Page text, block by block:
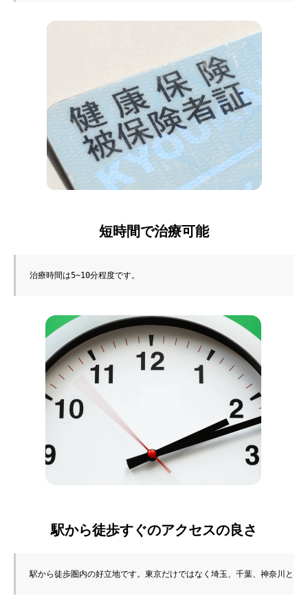
短時間で治療可能
治療時間は5~10分程度です。
駅から徒歩すぐのアクセスの良さ
駅から徒歩圏内の好立地です。東京だけではなく埼玉、千葉、神奈川とい